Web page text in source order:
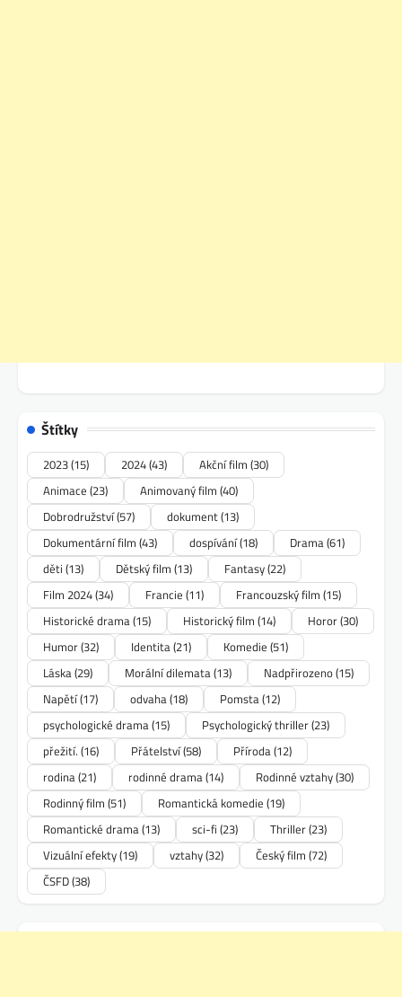
Štítky
2023(15) 2024(43) Akční film (30)
Animace (23) Animovaný film (40)
Dobrodružství(57) dokument(13)
Dokumentární film (43) dospívání(18) Drama(61)
děti (13) Dětský film (13) Fantasy(22)
Film 2024(34) Francie (11) Francouzský film (15)
Historické drama(15) Historický film (14) Horor(30)
Humor(32) Identita(21) Komedie (51)
Láska(29) Morální dilemata(13) Nadpřirozeno(15)
Napětí(17) odvaha(18) Pomsta(12)
psychologické drama(15) Psychologický thriller(23)
přežití. (16) Přátelství(58) Příroda(12)
rodina(21) rodinné drama(14) Rodinné vztahy(30)
Rodinný film (51) Romantická komedie (19)
Romantické drama(13) sci-fi (23) Thriller(23)
Vizuální efekty(19) vztahy(32) Český film (72)
ČSFD(38)